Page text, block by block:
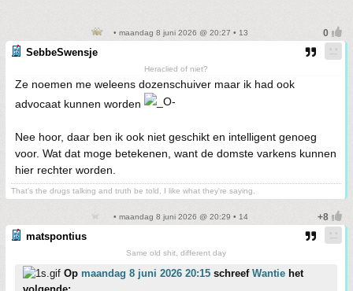
• maandag 8 juni 2026 @ 20:27 • 13
SebbeSwensje
Heraclied of niet?
Ze noemen me weleens dozenschuiver maar ik had ook
advocaat kunnen worden
Nee hoor, daar ben ik ook niet geschikt en intelligent genoeg
voor. Wat dat moge betekenen, want de domste varkens kunnen
hier rechter worden.
That's the drugs talking and truth be told, I like what they're saying.
• maandag 8 juni 2026 @ 20:29 • 14
matspontius
Same old shit, different day
Op maandag 8 juni 2026 20:15 schreef Wantie het